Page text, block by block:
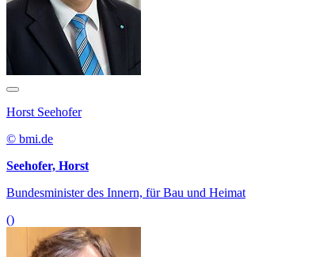
Horst Seehofer
© bmi.de
Seehofer, Horst
Bundesminister des Innern, für Bau und Heimat
()